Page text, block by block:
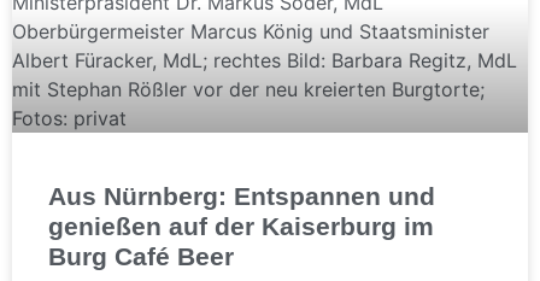
Aus Nürnberg: Entspannen und
genießen auf der Kaiserburg im
Burg Café Beer